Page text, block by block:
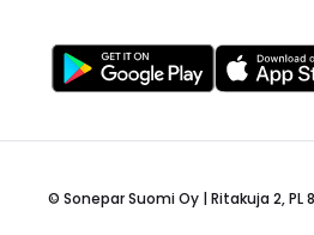
© Sonepar Suomi Oy | Ritakuja 2, PL